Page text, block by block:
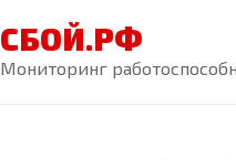
СБОЙ.РФ
Мониторинг